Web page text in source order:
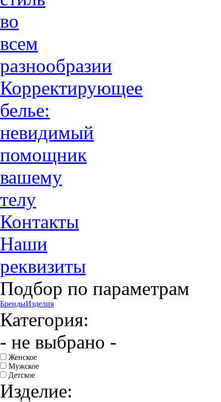
во
всем
разнообразии
Корректирующее
белье:
невидимый
помощник
вашему
телу
Контакты
Наши
реквизиты
Подбор по параметрам
БрендыИзделия
Категория:
- не выбрано -
Женское
Мужское
Детское
Изделие: